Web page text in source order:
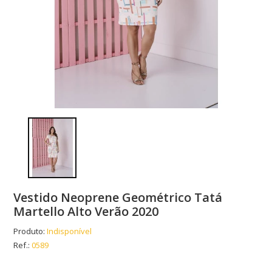
Vestido Neoprene Geométrico Tatá
Martello Alto Verão 2020
Produto: Indisponível
Ref.:0589